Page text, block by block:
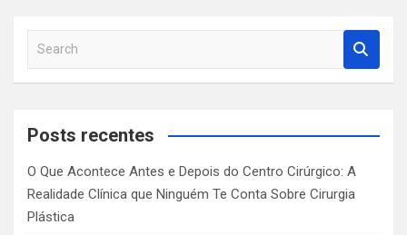
a
c
Posts recentes
O Que Acontece Antes e Depois do Centro Cirúrgico: A
Realidade Clínica que Ninguém Te Conta Sobre Cirurgia
Plástica